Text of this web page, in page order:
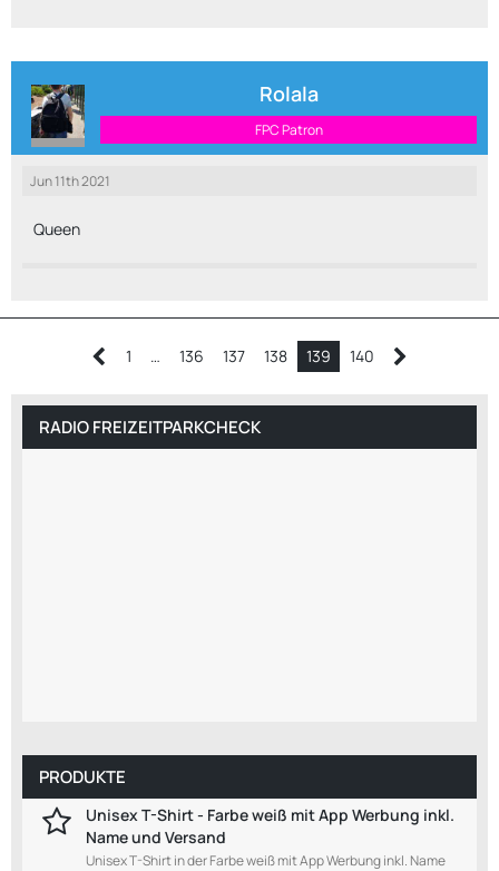
Rolala
FPC Patron
Jun 11th 2021
Queen
1 … 136 137 138 139 140
RADIO FREIZEITPARKCHECK
PRODUKTE
Unisex T-Shirt - Farbe weiß mit App Werbung inkl.
Name und Versand
Unisex T-Shirt in der Farbe weiß mit App Werbung inkl. Name